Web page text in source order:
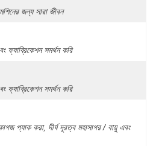
জন্য সারা জীবন
ফ্যাব্রিকেশন সমর্থন করি
ফ্যাব্রিকেশন সমর্থন করি
প্যাক করা, দীর্ঘ দূরত্ব মহাসাগর / বায়ু এবং